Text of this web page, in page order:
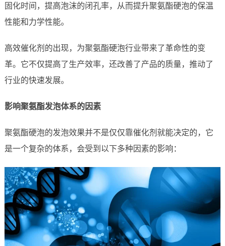
固化时间，提高泡沫的闭孔率，从而提升聚氨酯硬泡的保温
性能和力学性能。
高效催化剂的出现，为聚氨酯硬泡行业带来了革命性的变
革。它不仅提高了生产效率，还改善了产品的质量，推动了
行业的快速发展。
影响聚氨酯发泡体系的因素
聚氨酯硬泡的发泡效果并不是仅仅靠催化剂就能决定的，它
是一个复杂的体系，会受到以下多种因素的影响：